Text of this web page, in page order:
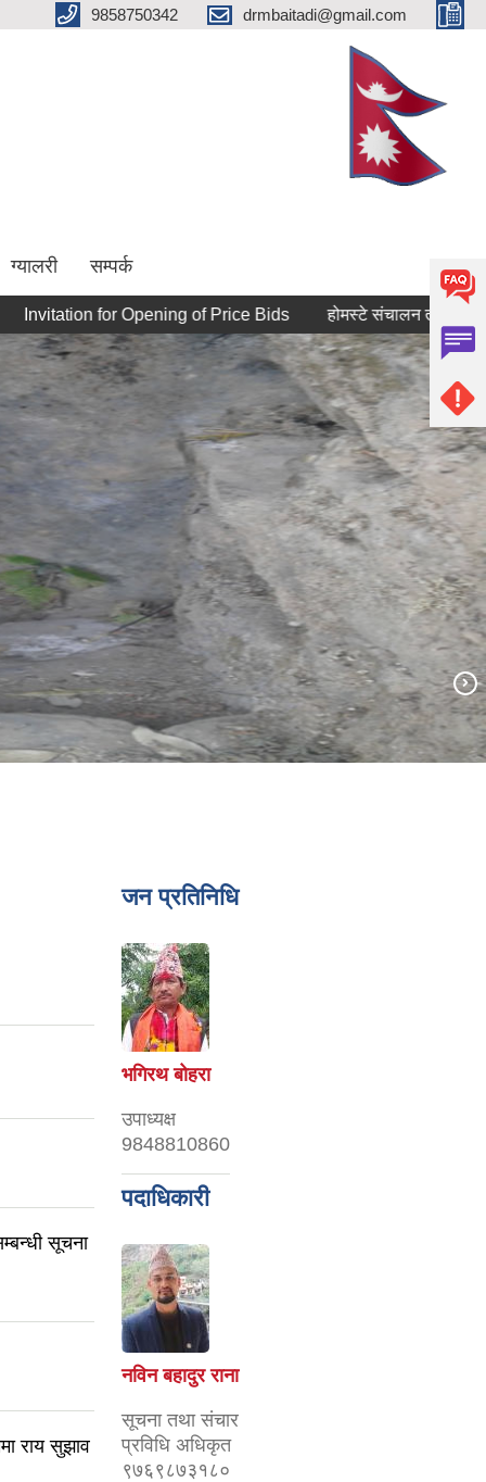
9858750342 drmbaitadi@gmail.com
ग्यालरी सम्पर्क
for Opening of Price Bids होमस्टे संचालन तालिमका लागि
सूचना
राय सुझाव
जन प्रतिनिधि
भगिरथ बोहरा
उपाध्यक्ष
9848810860
पदाधिकारी
नविन बहादुर राना
सूचना तथा संचार
प्रविधि अधिकृत
९७६९८७३१८०